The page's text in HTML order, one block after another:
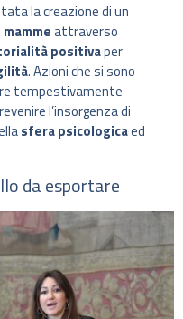
la creazione di un
mammeattraverso
positivaper
. Azioni che si sono
tempestivamente
l’insorgenza di
sfera psicologicaed
da esportare